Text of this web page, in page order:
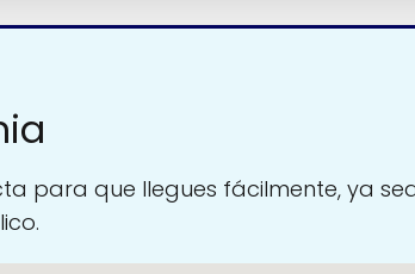
para que llegues fácilmente, ya